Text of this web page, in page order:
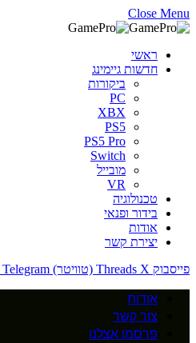
Close Menu
ראשי
חדשות גיימינג
ביקורות
PC
XBX
PS5
PS5 Pro
Switch
מובייל
VR
טכנולוגיה
בידור ופנאי
אודות
יצירת קשר
פייסבוק
Threads X (טוויטר) Telegram
אודות
צור קשר
פרסמו אצלנו